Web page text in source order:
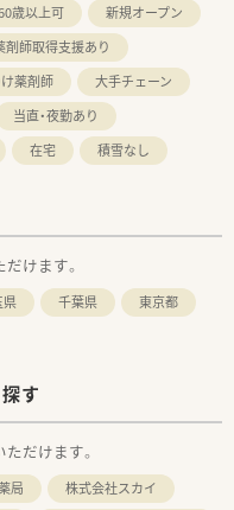
歳以上可
新規オープン
剤師取得支援あり
薬剤師
大手チェーン
当直・夜勤あり
在宅 積雪なし
けます。
県 千葉県
東京都
す
だけます。
局
株式会社スカイ